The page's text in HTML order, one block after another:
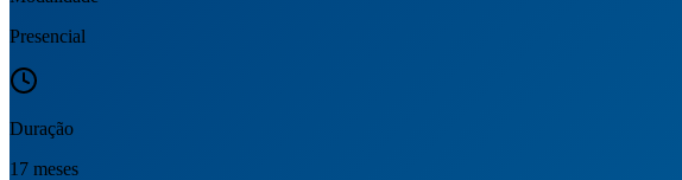
Presencial
Duração
17 meses